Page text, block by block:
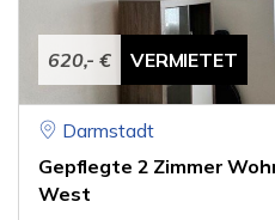
620,- € VERMIETET
Darmstadt
Gepflegte 2 Zimmer
West